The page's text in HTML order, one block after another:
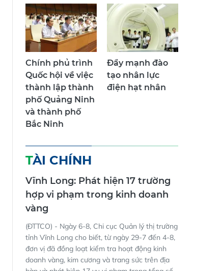
Chính phủ trình
Quốc hội về việc
thành lập thành
phố Quảng Ninh
và thành phố
Bắc Ninh
Đẩy mạnh đào
tạo nhân lực
điện hạt nhân
TÀI CHÍNH
Vĩnh Long: Phát hiện 17 trường
hợp vi phạm trong kinh doanh
vàng
(ĐTTCO) - Ngày 6-8, Chi cục Quản lý thị trường
tỉnh Vĩnh Long cho biết, từ ngày 29-7 đến 4-8,
đơn vị đã đồng loạt kiểm tra hoạt động kinh
doanh vàng, kim cương và trang sức trên địa